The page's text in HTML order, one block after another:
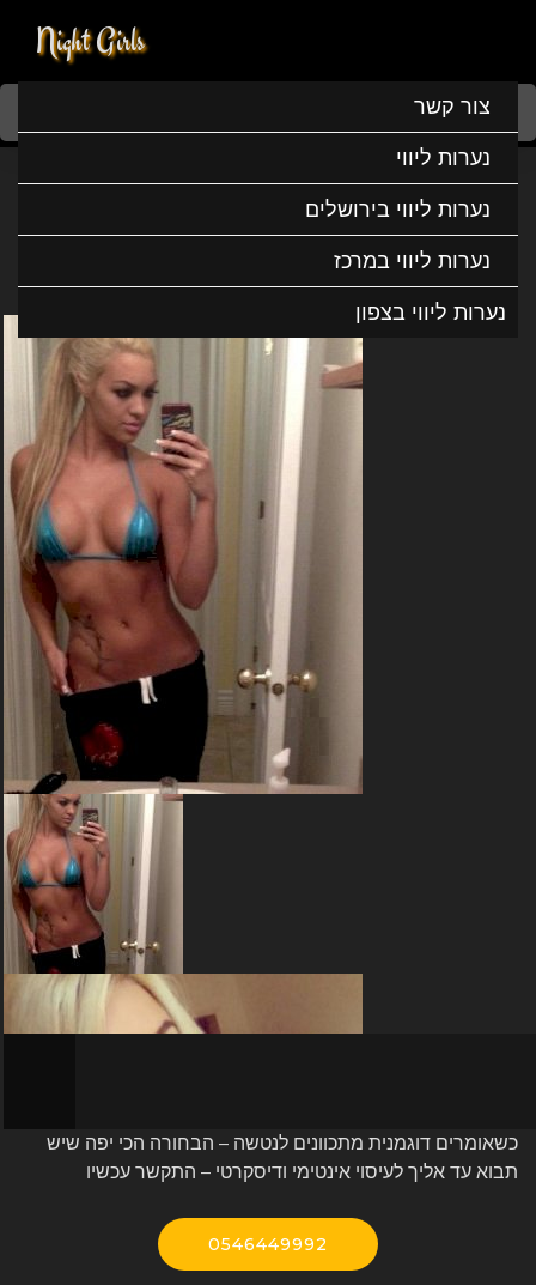
Night Girls
צור קשר
נערות ליווי
נערות ליווי בירושלים
נערות ליווי במרכז
נערות ליווי בצפון
Home
נטשה בחורה זורמת
נטשה בחורה זורמת
כשאומרים דוגמנית מתכוונים לנטשה – הבחורה הכי יפה שיש
תבוא עד אליך לעיסוי אינטימי ודיסקרטי – התקשר עכשיו
0546449992